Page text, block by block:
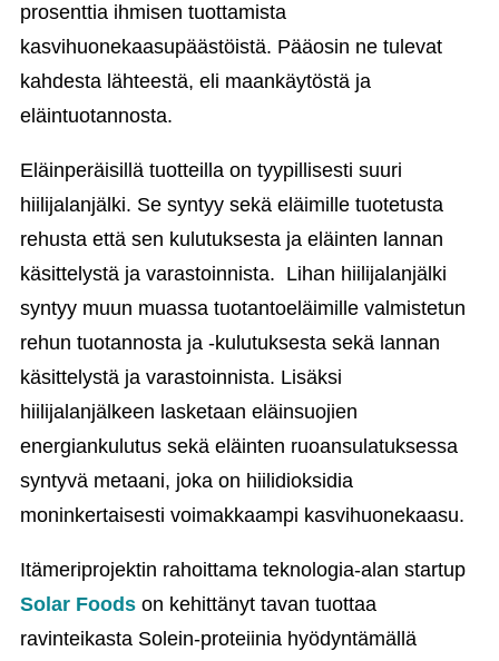
prosenttia ihmisen tuottamista
kasvihuonekaasupäästöistä. Pääosin ne tulevat
kahdesta lähteestä, eli maankäytöstä ja
eläintuotannosta.
Eläinperäisillä tuotteilla on tyypillisesti suuri
hiilijalanjälki. Se syntyy sekä eläimille tuotetusta
rehusta että sen kulutuksesta ja eläinten lannan
käsittelystä ja varastoinnista. Lihan hiilijalanjälki
syntyy muun muassa tuotantoeläimille valmistetun
rehun tuotannosta ja -kulutuksesta sekä lannan
käsittelystä ja varastoinnista. Lisäksi
hiilijalanjälkeen lasketaan eläinsuojien
energiankulutus sekä eläinten ruoansulatuksessa
syntyvä metaani, joka on hiilidioksidia
moninkertaisesti voimakkaampi kasvihuonekaasu.
Itämeriprojektin rahoittama teknologia-alan startup
Solar Foods on kehittänyt tavan tuottaa
ravinteikasta Solein-proteiinia hyödyntämällä